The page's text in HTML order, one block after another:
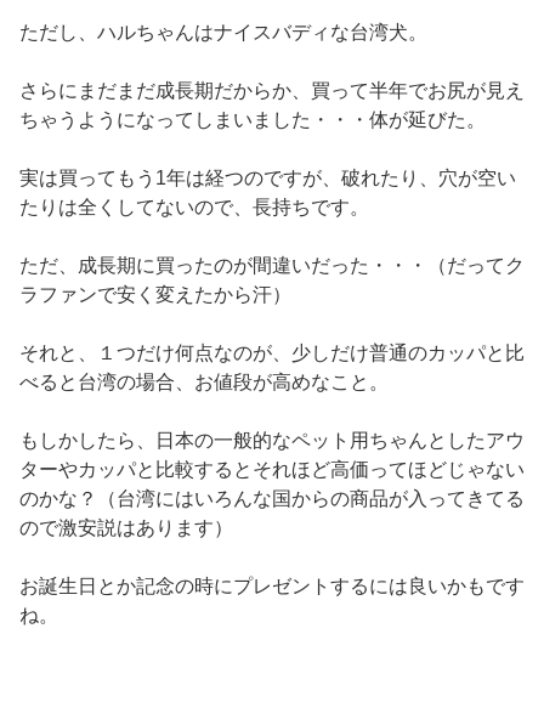
ただし、ハルちゃんはナイスバディな台湾犬。
さらにまだまだ成長期だからか、買って半年でお尻が見え
ちゃうようになってしまいました・・・体が延びた。
実は買ってもう1年は経つのですが、破れたり、穴が空い
たりは全くしてないので、長持ちです。
ただ、成長期に買ったのが間違いだった・・・（だってク
ラファンで安く変えたから汗）
それと、１つだけ何点なのが、少しだけ普通のカッパと比
べると台湾の場合、お値段が高めなこと。
もしかしたら、日本の一般的なペット用ちゃんとしたアウ
ターやカッパと比較するとそれほど高価ってほどじゃない
のかな？（台湾にはいろんな国からの商品が入ってきてる
ので激安説はあります）
お誕生日とか記念の時にプレゼントするには良いかもです
ね。